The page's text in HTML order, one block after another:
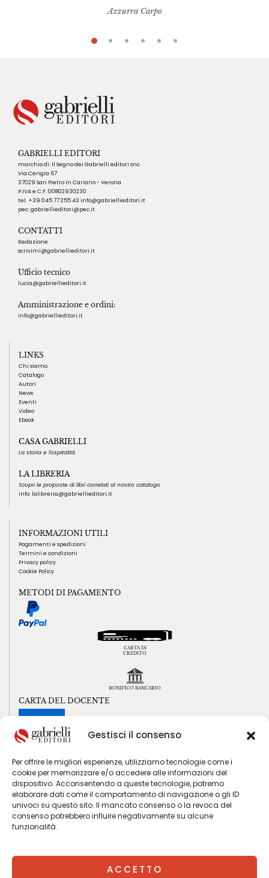
Gestisci il consenso
Per offrire le migliori esperienze, utilizziamo tecnologie come i
cookie per memorizzare e/o accedere alle informazioni del
dispositivo. Acconsentendo a queste tecnologie, potremo
elaborare dati come il comportamento di navigazione o gli ID
univoci su questo sito. Il mancato consenso o la revoca del
consenso potrebbero influire negativamente su alcune
funzionalità.
ACCETTO
Azzurra Carpo
GABRIELLI EDITORI
marchio di: Il Segno dei Gabrielli editori snc
Via Cengia 67
37029 San Pietro in Cariano - Verona
P.IVA e C.F. 00802930230
tel. +39 045 77 255 43 info@gabriellieditori.it
pec: gabriellieditori@pec.it
CONTATTI
Redazione
scrivimi@gabriellieditori.it
Ufficio tecnico
lucia@gabriellieditori.it
Amministrazione e ordini:
info@gabriellieditori.it
LINKS
Chi siamo
Catalogo
Autori
News
Eventi
Video
Ebook
CASA GABRIELLI
La storia e l'ospitalità
LA LIBRERIA
Scopri le proposte di libri correlati al nostro catalogo
info: lalibreria@gabriellieditori.it
INFORMAZIONI UTILI
Pagamenti e spedizioni
Termini e condizioni
Privacy policy
Cookie Policy
METODI DI PAGAMENTO
CARTA DI
CREDITO
BONIFICO BANCARIO
CARTA DEL DOCENTE
iscrizione newsletter